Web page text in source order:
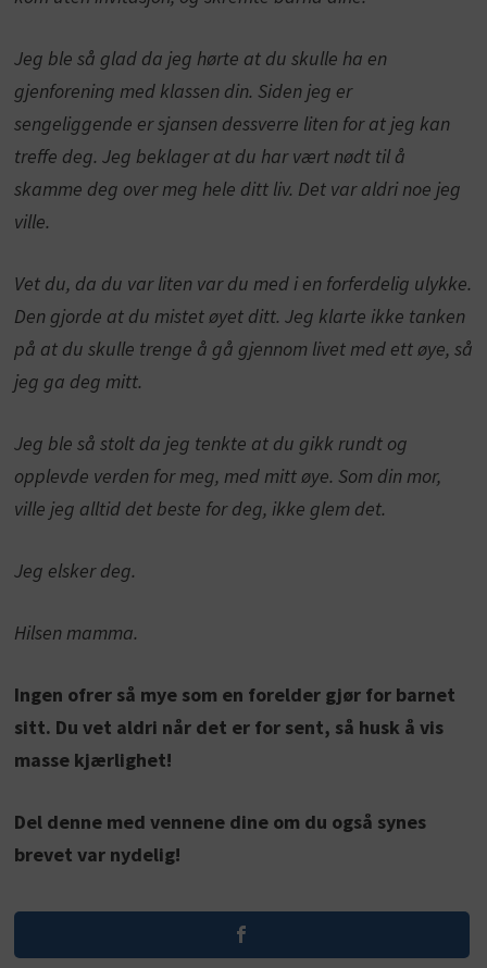
Jeg ble så glad da jeg hørte at du skulle ha en
gjenforening med klassen din. Siden jeg er
sengeliggende er sjansen dessverre liten for at jeg kan
treffe deg. Jeg beklager at du har vært nødt til å
skamme deg over meg hele ditt liv. Det var aldri noe jeg
ville.
Vet du, da du var liten var du med i en forferdelig ulykke.
Den gjorde at du mistet øyet ditt. Jeg klarte ikke tanken
på at du skulle trenge å gå gjennom livet med ett øye, så
jeg ga deg mitt.
Jeg ble så stolt da jeg tenkte at du gikk rundt og
opplevde verden for meg, med mitt øye. Som din mor,
ville jeg alltid det beste for deg, ikke glem det.
Jeg elsker deg.
Hilsen mamma.
Ingen ofrer så mye som en forelder gjør for barnet
sitt. Du vet aldri når det er for sent, så husk å vis
masse kjærlighet!
Del denne med vennene dine om du også synes
brevet var nydelig!